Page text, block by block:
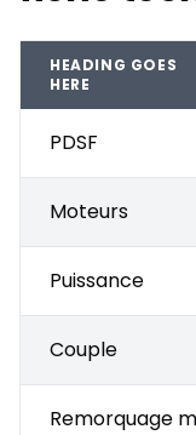
HEADING GOES
HERE
PDSF
Moteurs
Puissance
Couple
Remorquage